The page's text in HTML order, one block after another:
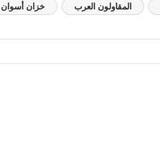
المقاولون العرب خزان أسوان